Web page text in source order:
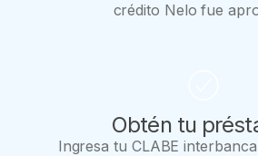
crédito Nelo fue
Obtén tu
Ingresa tu CLABE